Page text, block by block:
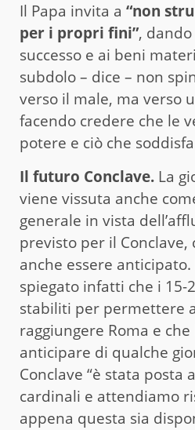
Il Papa invita a “non
per i propri fini”,
successo e ai beni
subdolo – dice – non
verso il male, ma verso
facendo credere che le
potere e ciò che
Il futuro Conclave. La
viene vissuta anche
generale in vista
previsto per il Conclave,
anche essere
spiegato infatti che i 15-
stabiliti per permettere
raggiungere Roma e
anticipare di qualche
Conclave “è stata posta
cardinali e attendiamo
appena questa sia